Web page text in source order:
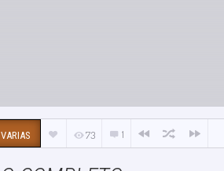
73 1